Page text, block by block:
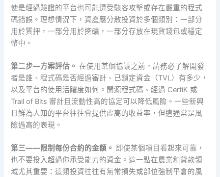
使是經過驗證的平台也可能遭受駭客攻擊或存在嚴重的程式
碼錯誤。理想情況下，資產應分散投資於多個類別：一部分
用於質押，一部分用於挖礦，一部分存放在現貨錢包或穩定
幣中。
第二步—方案評估。 在使用某個協議之前，請務必了解開發
者是誰、程式碼是否經過審計、已鎖定資金（TVL）有多少，
以及平台的使用活躍度如何。開源程式碼、經過 CertiK 或
Trail of Bits 審計且流動性高的協定可以降低風險。一些新興
且鮮為人知的平台往往會提供虛高的收益率，但這通常是風
險過高的表現。
第三——限制每份合約的金額。
即使某個項目看起來可靠，
也不要投入超過你承受能力的資金。這一點在農業和貸款領
域尤其重要：這類投資往往有無常損失或部位強制平倉的風